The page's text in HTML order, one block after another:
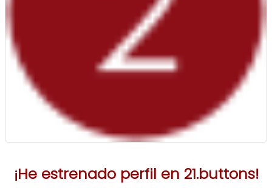
¡He estrenado perfil en 21.buttons!